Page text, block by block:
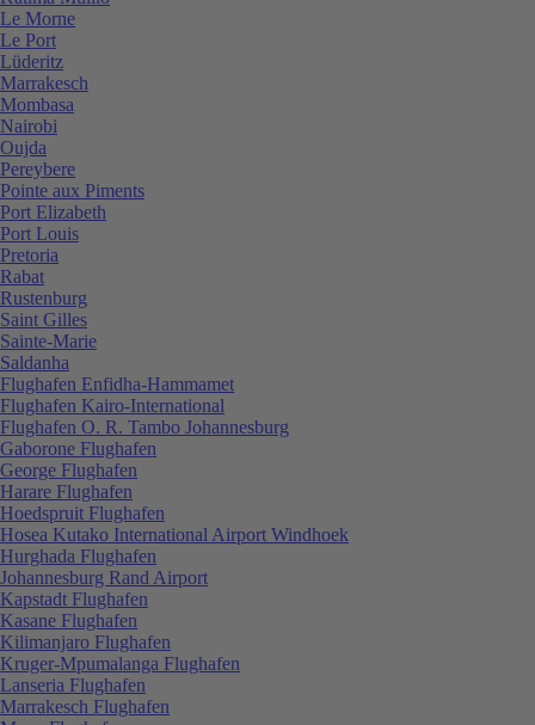
Le Morne
Le Port
Lüderitz
Marrakesch
Mombasa
Nairobi
Oujda
Pereybere
Pointe aux Piments
Port Elizabeth
Port Louis
Pretoria
Rabat
Rustenburg
Saint Gilles
Sainte-Marie
Saldanha
Flughafen Enfidha-Hammamet
Flughafen Kairo-International
Flughafen O. R. Tambo Johannesburg
Gaborone Flughafen
George Flughafen
Harare Flughafen
Hoedspruit Flughafen
Hosea Kutako International Airport Windhoek
Hurghada Flughafen
Johannesburg Rand Airport
Kapstadt Flughafen
Kasane Flughafen
Kilimanjaro Flughafen
Kruger-Mpumalanga Flughafen
Lanseria Flughafen
Marrakesch Flughafen